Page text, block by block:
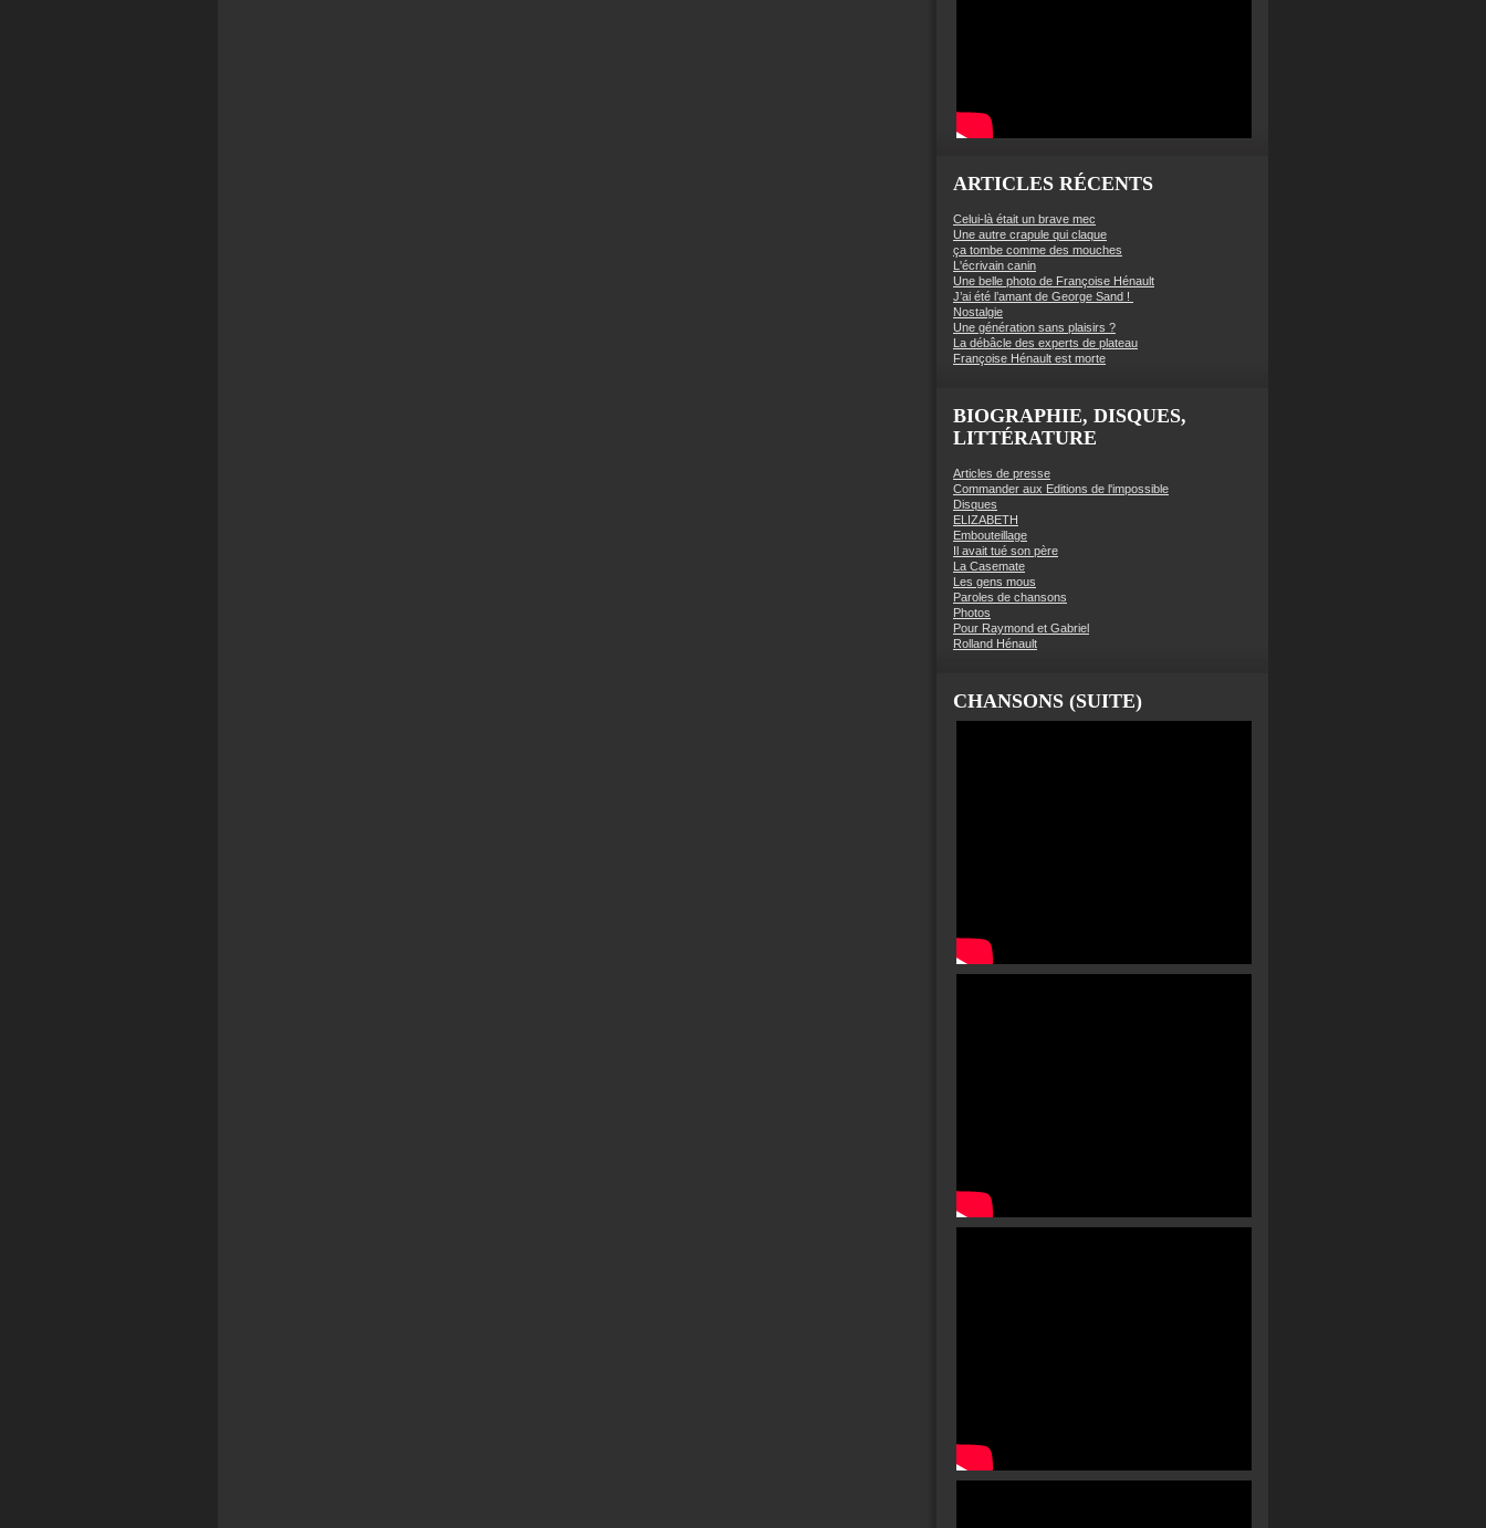
ARTICLES RÉCENTS
Celui-là était un brave mec
Une autre crapule qui claque
ça tombe comme des mouches
L'écrivain canin
Une belle photo de Françoise Hénault
J’ai été l’amant de George Sand !
Nostalgie
Une génération sans plaisirs ?
La débâcle des experts de plateau
Françoise Hénault est morte
BIOGRAPHIE, DISQUES,
LITTÉRATURE
Articles de presse
Commander aux Editions de l'impossible
Disques
ELIZABETH
Embouteillage
Il avait tué son père
La Casemate
Les gens mous
Paroles de chansons
Photos
Pour Raymond et Gabriel
Rolland Hénault
CHANSONS (SUITE)